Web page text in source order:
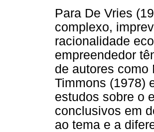
Para De Vries
complexo,
racionalidade
empreendedor
de autores como
Timmons (1978)
estudos sobre o
conclusivos em
ao tema e a